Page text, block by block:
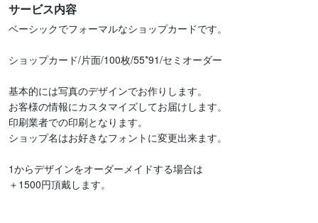
サービス内容
ベーシックでフォーマルなショップカードです。
ショップカード/片面/100枚/55*91/セミオーダー
基本的には写真のデザインでお作りします。
お客様の情報にカスタマイズしてお届けします。
印刷業者での印刷となります。
ショップ名はお好きなフォントに変更出来ます。
1からデザインをオーダーメイドする場合は
＋1500円頂戴します。